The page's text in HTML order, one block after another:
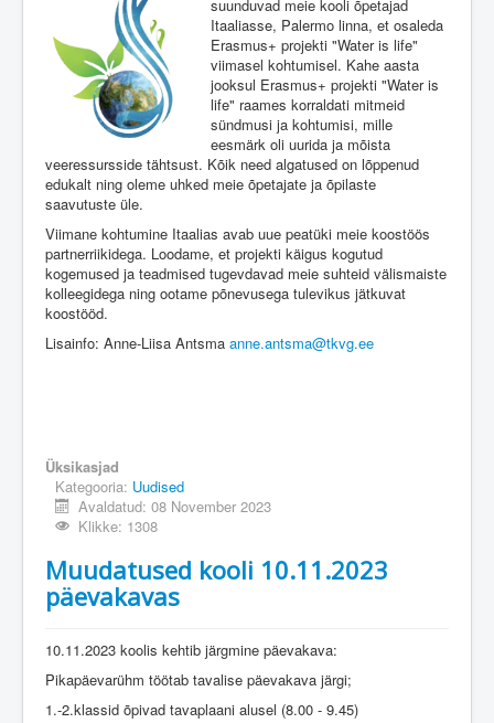
suunduvad meie kooli õpetajad
Itaaliasse, Palermo linna, et osaleda
Erasmus+ projekti "Water is life"
viimasel kohtumisel. Kahe aasta
jooksul Erasmus+ projekti "Water is
life" raames korraldati mitmeid
sündmusi ja kohtumisi, mille
eesmärk oli uurida ja mõista
veeressursside tähtsust. Kõik need algatused on lõppenud
edukalt ning oleme uhked meie õpetajate ja õpilaste
saavutuste üle.
Viimane kohtumine Itaalias avab uue peatüki meie koostöös
partnerriikidega. Loodame, et projekti käigus kogutud
kogemused ja teadmised tugevdavad meie suhteid välismaiste
kolleegidega ning ootame põnevusega tulevikus jätkuvat
koostööd.
Lisainfo: Anne-Liisa Antsma anne.antsma@tkvg.ee
Üksikasjad
Kategooria: Uudised
Avaldatud: 08 November 2023
Klikke: 1308
Muudatused kooli 10.11.2023
päevakavas
10.11.2023 koolis kehtib järgmine päevakava:
Pikapäevarühm töötab tavalise päevakava järgi;
1.-2.klassid õpivad tavaplaani alusel (8.00 - 9.45)